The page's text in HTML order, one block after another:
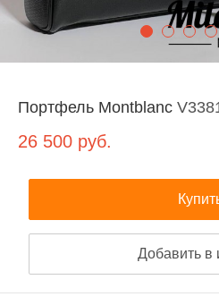
Портфель Montblanc
26 500 руб.
Добавить в